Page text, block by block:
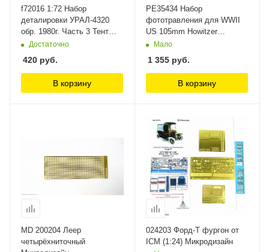
f72016 1:72 Набор
деталировки УРАЛ-4320
обр. 1980г. Часть 3 Тент
(ФТД) New penguin
Достаточно
420 руб.
В корзину
PE35434 Набор
фототравления для WWII
US 105mm Howitzer
M2A1(For AFV CLUB 35182)
Мало
1 355 руб.
В корзину
MD 200204 Леер
четырёхниточный
024203 Форд-Т фургон от
ICM (1:24) Микродизайн